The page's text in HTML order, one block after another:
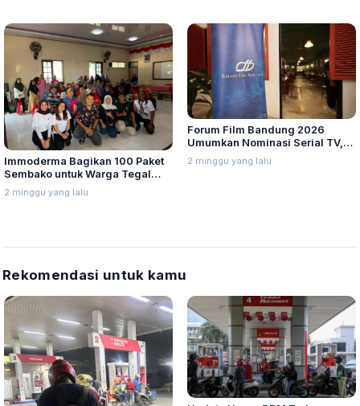
Immoderma Bagikan 100 Paket
Sembako untuk Warga Tegal
Sari Semarang
2 minggu yang lalu
Forum Film Bandung 2026
Umumkan Nominasi Serial TV,
Web Hingga Pemeran Utama
Terpuji
2 minggu yang lalu
Rekomendasi untuk kamu